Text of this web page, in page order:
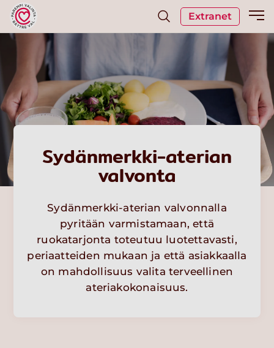
Extranet
Sydänmerkki-aterian
valvonta
Sydänmerkki-aterian valvonnalla
pyritään varmistamaan, että
ruokatarjonta toteutuu luotettavasti,
periaatteiden mukaan ja että asiakkaalla
on mahdollisuus valita terveellinen
ateriakokonaisuus.